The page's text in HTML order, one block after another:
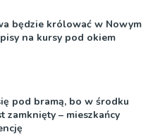
będzie królować w Nowym
na kursy pod okiem
pod bramą, bo w środku
zamknięty – mieszkańcy